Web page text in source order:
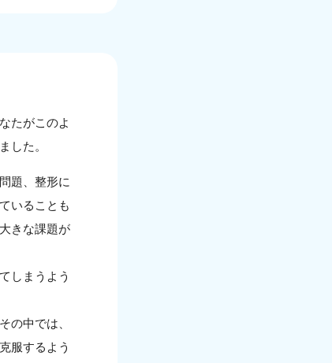
たがこのよ
した。
題、整形に
いることも
きな課題が
しまうよう
の中では、
服するよう